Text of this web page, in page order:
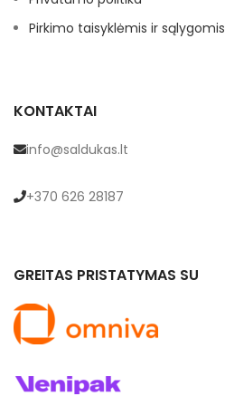
Pirkimo taisyklėmis ir sąlygomis
KONTAKTAI
info@saldukas.lt
+370 626 28187
GREITAS PRISTATYMAS SU